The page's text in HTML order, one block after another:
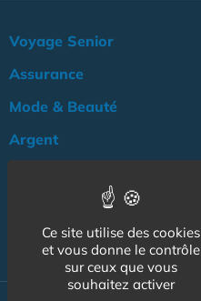
Voyage Senior
Assurance
Mode & Beauté
Argent
NOS AUTRES SITES :
Ce site utilise des cookies
et vous donne le contrôle
sur ceux que vous
souhaitez activer